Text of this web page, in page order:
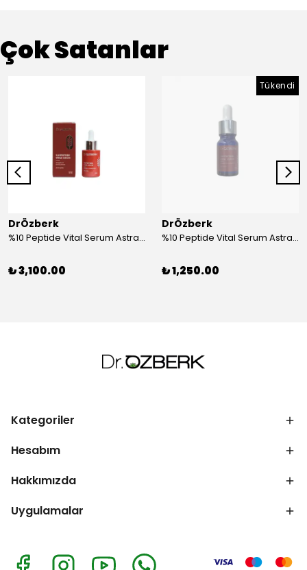
Çok Satanlar
DrÖzberk
%10 Peptide Vital Serum Astragalus & Ginseng Extract 30 mL
₺ 3,100.00
Tükendi
DrÖzberk
%10 Peptide Vital Serum Astragalus & Ginseng Extract 10 mL
₺ 1,250.00
Kategoriler
Hesabım
Hakkımızda
Uygulamalar